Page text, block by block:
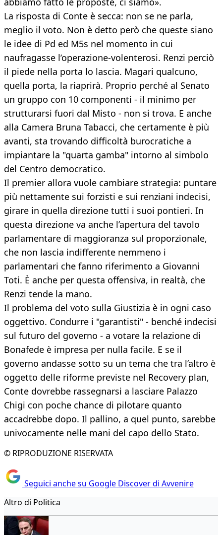
La risposta di Conte è secca: non se ne parla,
meglio il voto. Non è detto però che queste siano
le idee di Pd ed M5s nel momento in cui
naufragasse l’operazione-volenterosi. Renzi perciò
il piede nella porta lo lascia. Magari qualcuno,
quella porta, la riaprirà. Proprio perché al Senato
un gruppo con 10 componenti - il minimo per
strutturarsi fuori dal Misto - non si trova. E anche
alla Camera Bruna Tabacci, che certamente è più
avanti, sta trovando difficoltà burocratiche a
impiantare la "quarta gamba" intorno al simbolo
del Centro democratico.
Il premier allora vuole cambiare strategia: puntare
più nettamente sui forzisti e sui renziani indecisi,
girare in quella direzione tutti i suoi pontieri. In
questa direzione va anche l’apertura del tavolo
parlamentare di maggioranza sul proporzionale,
che non lascia indifferente nemmeno i
parlamentari che fanno riferimento a Giovanni
Toti. È anche per questa offensiva, in realtà, che
Renzi tende la mano.
Il problema del voto sulla Giustizia è in ogni caso
oggettivo. Condurre i "garantisti" - benché indecisi
sul futuro del governo - a votare la relazione di
Bonafede è impresa per nulla facile. E se il
governo andasse sotto su un tema che tra l’altro è
oggetto delle riforme previste nel Recovery plan,
Conte dovrebbe rassegnarsi a lasciare Palazzo
Chigi con poche chance di pilotare quanto
accadrebbe dopo. Il pallino, a quel punto, sarebbe
univocamente nelle mani del capo dello Stato.
© RIPRODUZIONE RISERVATA
Seguici anche su Google Discover di Avvenire
Altro di Politica